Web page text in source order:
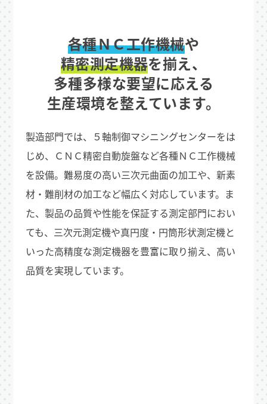
各種ＮＣ工作機械や
精密測定機器を揃え、
多種多様な要望に応える
生産環境を整えています。
製造部門では、５軸制御マシニングセンターをは
じめ、ＣＮＣ精密自動旋盤など各種ＮＣ工作機械
を設備。難易度の高い三次元曲面の加工や、新素
材・難削材の加工など幅広く対応しています。ま
た、製品の品質や性能を保証する測定部門におい
ても、三次元測定機や真円度・円筒形状測定機と
いった高精度な測定機器を豊富に取り揃え、高い
品質を実現しています。